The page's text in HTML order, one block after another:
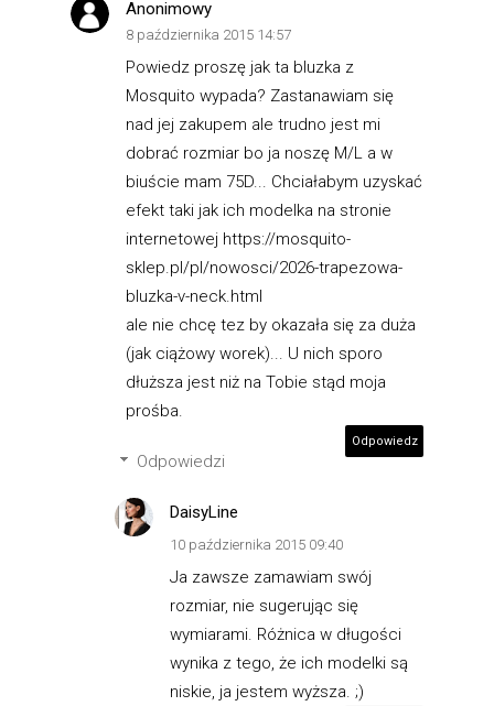
Anonimowy
8 października 2015 14:57
Powiedz proszę jak ta bluzka z
Mosquito wypada? Zastanawiam się
nad jej zakupem ale trudno jest mi
dobrać rozmiar bo ja noszę M/L a w
biuście mam 75D... Chciałabym uzyskać
efekt taki jak ich modelka na stronie
internetowej https://mosquito-
sklep.pl/pl/nowosci/2026-trapezowa-
bluzka-v-neck.html
ale nie chcę tez by okazała się za duża
(jak ciążowy worek)... U nich sporo
dłuższa jest niż na Tobie stąd moja
prośba.
Odpowiedz
Odpowiedzi
DaisyLine
10 października 2015 09:40
Ja zawsze zamawiam swój
rozmiar, nie sugerując się
wymiarami. Różnica w długości
wynika z tego, że ich modelki są
niskie, ja jestem wyższa. ;)